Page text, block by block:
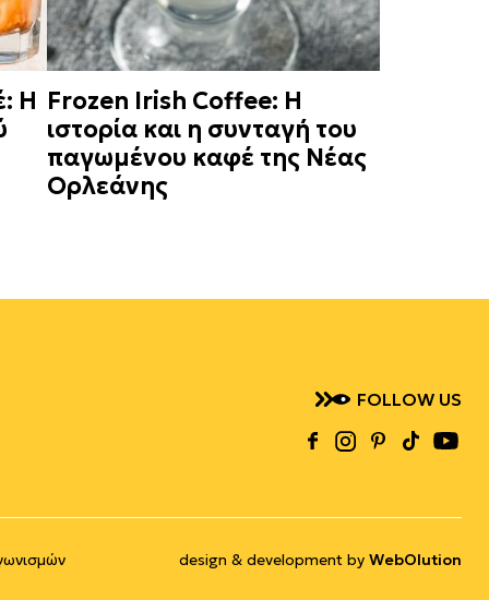
Η Frozen Irish Coffee: Η
ιστορία και η συνταγή του
παγωμένου καφέ της Νέας
Ορλεάνης
FOLLOW US
design & development by WebOlution